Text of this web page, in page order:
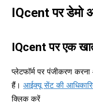
IQcent पर डेमो
IQcent पर एक
प्लेटफॉर्म पर पंजीकरण
हैं। आईक्यू सेंट की
क्लिक करें